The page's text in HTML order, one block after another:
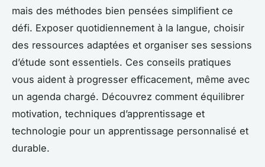
mais des méthodes bien pensées simplifient ce
défi. Exposer quotidiennement à la langue, choisir
des ressources adaptées et organiser ses sessions
d’étude sont essentiels. Ces conseils pratiques
vous aident à progresser efficacement, même avec
un agenda chargé. Découvrez comment équilibrer
motivation, techniques d’apprentissage et
technologie pour un apprentissage personnalisé et
durable.